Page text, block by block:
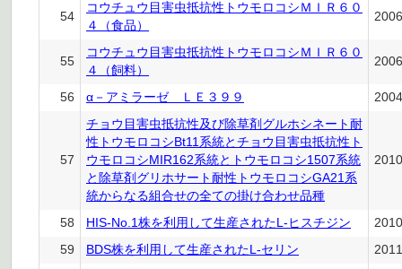
54
コウチュウ目害虫抵抗性トウモロコシＭＩＲ６０
４（食品）
55
コウチュウ目害虫抵抗性トウモロコシＭＩＲ６０
４（飼料）
56 α－アミラーゼ ＬＥ３９９
57
チョウ目害虫抵抗性及び除草剤グルホシネート耐
性トウモロコシBt11系統とチョウ目害虫抵抗性ト
ウモロコシMIR162系統とトウモロコシ1507系統
と除草剤グリホサート耐性トウモロコシGA21系
統からなる組合せの全ての掛け合わせ品種
58 HIS-No.1株を利用して生産されたL-ヒスチジン
59
BDS株を利用して生産されたL-セリン